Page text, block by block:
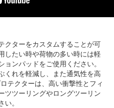
クターをカスタムすることが可
したい時や荷物の多い時には軽
ンパッドをご使用ください。
くれを軽減し、また通気性を高
テクターは、高い衝撃性とフィ
ツツーリングやロングツーリン
。